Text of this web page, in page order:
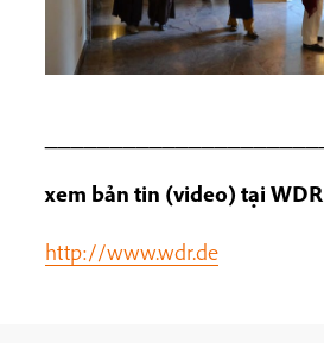
xem bản tin (video) tại WDR
http://www.wdr.de